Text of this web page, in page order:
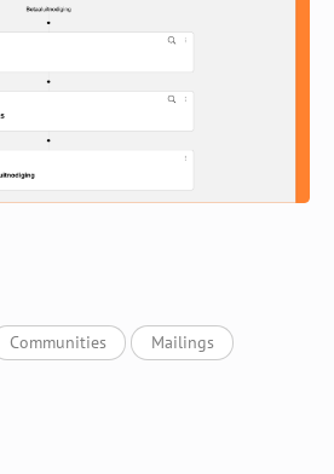
link
Communities Mailings